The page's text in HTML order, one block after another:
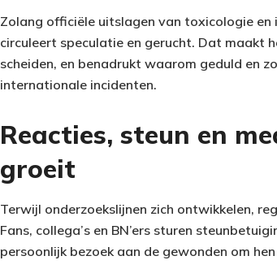
Zolang officiële uitslagen van toxicologie
circuleert speculatie en gerucht. Dat maakt
scheiden, en benadrukt waarom geduld en
internationale incidenten.
Reacties, steun en
groeit
Terwijl onderzoekslijnen zich ontwikkelen,
Fans, collega’s en BN’ers sturen
persoonlijk bezoek aan de gewonden om